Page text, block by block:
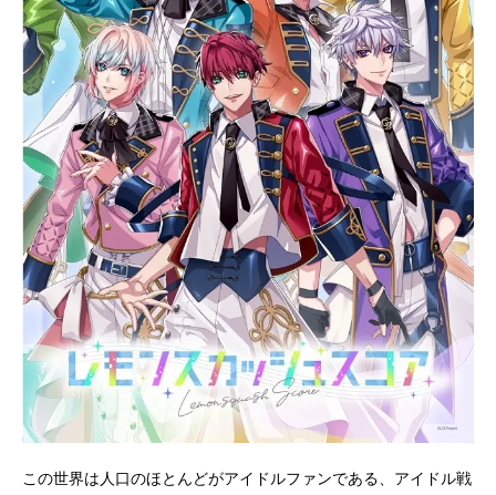
この世界は人口のほとんどがアイドルファンである、アイドル戦